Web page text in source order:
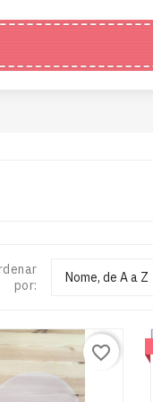
por:
Nome, de A a Z
favorite_border